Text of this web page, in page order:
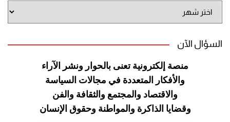
الموقع
السؤال الآن
منصة إلكترونية تعنى بالحوار ونشر الآراء
والأفكار المتعددة في مجالات السياسة
والاقتصاد والمجتمع والثقافة والفن
وقضايا الذاكرة والمواطنة وحقوق الإنسان